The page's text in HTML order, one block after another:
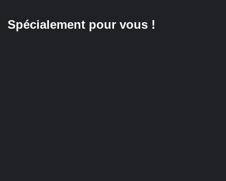
Spécialement pour vous !